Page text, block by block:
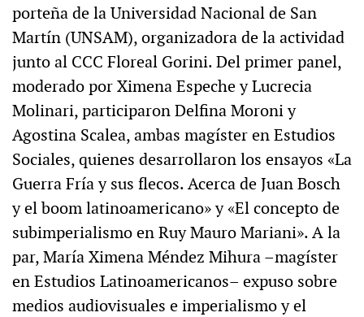
porteña de la Universidad Nacional de San
Martín (UNSAM), organizadora de la actividad
junto al CCC Floreal Gorini. Del primer panel,
moderado por Ximena Espeche y Lucrecia
Molinari, participaron Delfina Moroni y
Agostina Scalea, ambas magíster en Estudios
Sociales, quienes desarrollaron los ensayos «La
Guerra Fría y sus flecos. Acerca de Juan Bosch
y el boom latinoamericano» y «El concepto de
subimperialismo en Ruy Mauro Mariani». A la
par, María Ximena Méndez Mihura –magíster
en Estudios Latinoamericanos– expuso sobre
medios audiovisuales e imperialismo y el